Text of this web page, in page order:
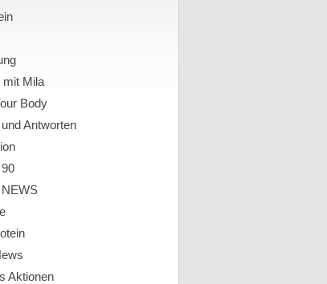
mit Mila
Body
Antworten
Aktionen